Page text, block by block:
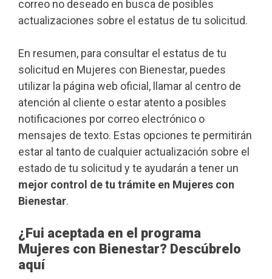
correo no deseado en busca de posibles
actualizaciones sobre el estatus de tu solicitud.
En resumen, para consultar el estatus de tu
solicitud en Mujeres con Bienestar, puedes
utilizar la página web oficial, llamar al centro de
atención al cliente o estar atento a posibles
notificaciones por correo electrónico o
mensajes de texto. Estas opciones te permitirán
estar al tanto de cualquier actualización sobre el
estado de tu solicitud y te ayudarán a tener un
mejor control de tu trámite en Mujeres con
Bienestar.
¿Fui aceptada en el programa
Mujeres con Bienestar? Descúbrelo
aquí